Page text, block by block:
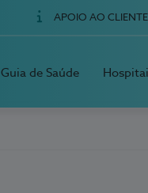
APOIO AO CLIENTE
Guia de Saúde